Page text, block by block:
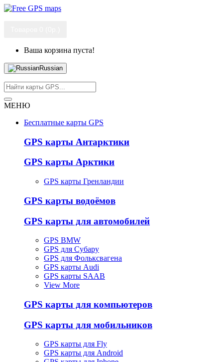
Ваша корзина пуста!
Russian
МЕНЮ
Бесплатные карты GPS
GPS карты Антарктики
GPS карты Арктики
GPS карты Гренландии
GPS карты водоёмов
GPS карты для автомобилей
GPS BMW
GPS для Субару
GPS для Фольксвагена
GPS карты Audi
GPS карты SAAB
View More
GPS карты для компьютеров
GPS карты для мобильников
GPS карты для Fly
GPS карты для Android